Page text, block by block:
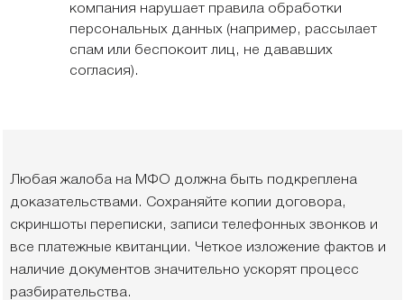
компания нарушает правила обработки
персональных данных (например, рассылает
спам или беспокоит лиц, не дававших
согласия).
Любая жалоба на МФО должна быть подкреплена
доказательствами. Сохраняйте копии договора,
скриншоты переписки, записи телефонных звонков и
все платежные квитанции. Четкое изложение фактов и
наличие документов значительно ускорят процесс
разбирательства.